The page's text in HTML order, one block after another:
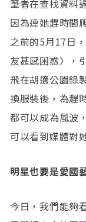
筆者在查找資料
因為連她趕時間
之前的5月17日
友甚感困惑〉，
飛在胡適公園錄
換服裝後，為趕
都可以成為風波
可以看到媒體對
明星也要是愛國
今日，我們能夠